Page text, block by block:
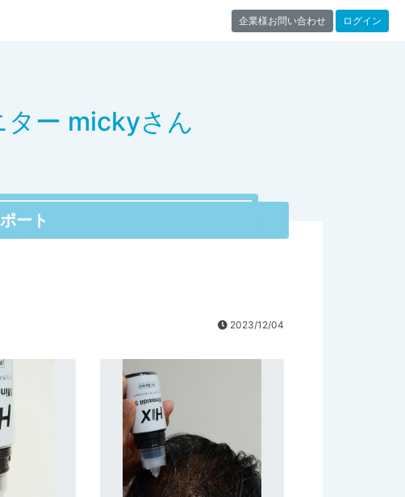
企業様お問い合わせ ログイン
ター mickyさん
ート
2023/12/04